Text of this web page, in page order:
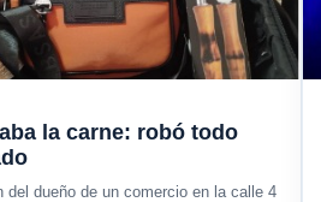
la carne: robó todo
del dueño de un comercio en la calle 4